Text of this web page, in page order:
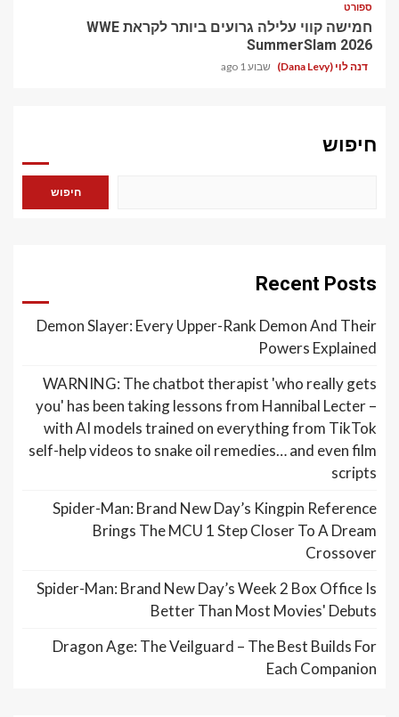
ספורט
חמישה קווי עלילה גרועים ביותר לקראת WWE
SummerSlam 2026
דנה לוי (Dana Levy) שבוע 1 ago
חיפוש
חיפוש
Recent Posts
Demon Slayer: Every Upper-Rank Demon And Their
Powers Explained
WARNING: The chatbot therapist 'who really gets
you' has been taking lessons from Hannibal Lecter –
with AI models trained on everything from TikTok
self-help videos to snake oil remedies… and even film
scripts
Spider-Man: Brand New Day’s Kingpin Reference
Brings The MCU 1 Step Closer To A Dream
Crossover
Spider-Man: Brand New Day’s Week 2 Box Office Is
Better Than Most Movies' Debuts
Dragon Age: The Veilguard – The Best Builds For
Each Companion